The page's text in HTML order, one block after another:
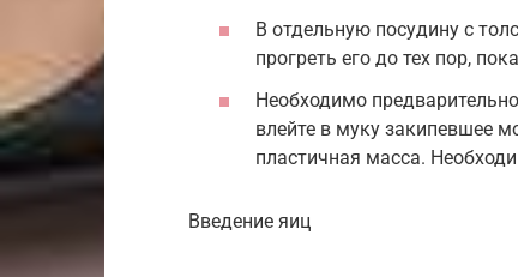
В отдельную посудину с
прогреть его до тех пор,
Необходимо
влейте в муку закипевшее
пластичная масса.
Введение яиц